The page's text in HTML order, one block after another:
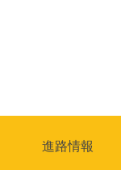
進路情報